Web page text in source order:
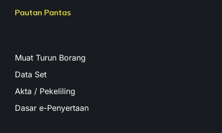
Pautan Pantas
Muat Turun Borang
Data Set
Akta / Pekeliling
Dasar e-Penyertaan